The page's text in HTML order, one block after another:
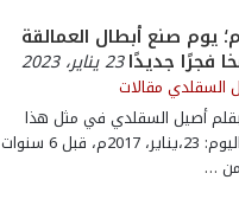
23، يناير، 2017م؛ يوم صنع أبطال العمالقة
فجرًا جديدًا 23 يناير، 2023
السقلدي مقالات
بقلم أصيل السقلدي في مثل هذا
اليوم: 23،يناير، 2017م، قبل 6 سنوات
من …